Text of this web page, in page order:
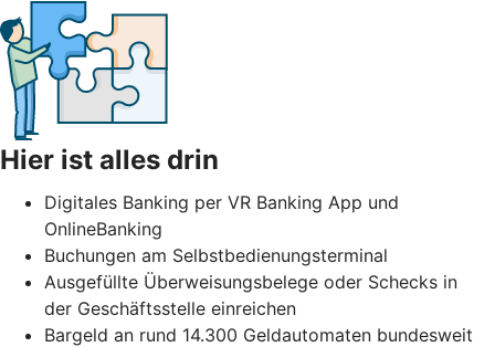
Hier ist alles drin
Digitales Banking per VR Banking App und
OnlineBanking
Buchungen am Selbstbedienungsterminal
Ausgefüllte Überweisungsbelege oder Schecks in
der Geschäftsstelle einreichen
Bargeld an rund 14.300 Geldautomaten bundesweit